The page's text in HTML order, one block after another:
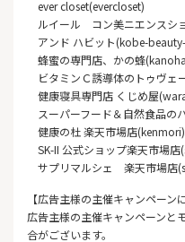
ever closet(evercloset)
ルイール コン美ニエンスシ
アンド ハビット(kobe-
蜂蜜の専門店、かの蜂
ビタミンＣ誘導体のトゥヴェ
健康寝具専門店 くじめ屋
スーパーフード＆自然食品の
健康の杜 楽天市場店(kenmori)
SK-II 公式ショップ楽天市場店
サプリマルシェ 楽天市場店
【広告主様の主催キャンペーン
広告主様の主催キャンペーンと
合がございます。